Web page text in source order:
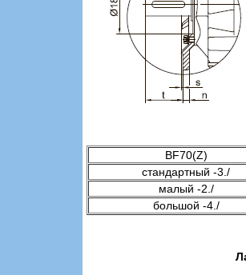
BF70(Z)
стандартный -3./
малый -2./
большой -4./